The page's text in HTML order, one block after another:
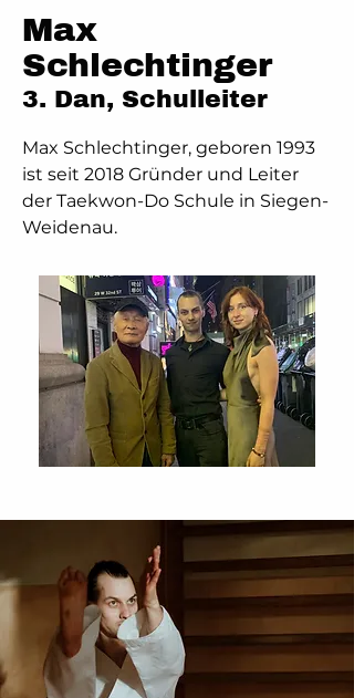
Max
Schlechtinger
3. Dan, Schulleiter
Max Schlechtinger, geboren 1993
ist seit 2018 Gründer und Leiter
der Taekwon-Do Schule in Siegen-
Weidenau.